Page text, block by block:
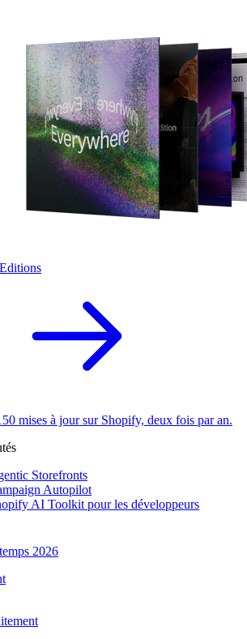
mises à jour sur Shopify, deux fois par an.
Storefronts
Autopilot
AI Toolkit pour les développeurs
2026